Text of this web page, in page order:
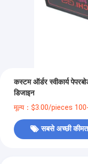
कस्टम ऑर्डर स्वीकार्य
डिजाइन
मूल्य：$3.00/pieces
सबसे अच्छी कीमत